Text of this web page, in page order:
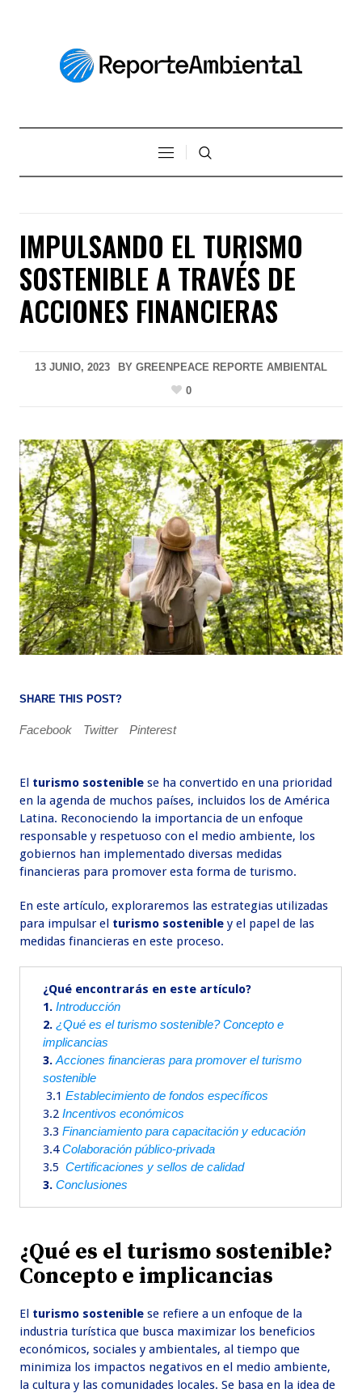
IMPULSANDO EL TURISMO
SOSTENIBLE A TRAVÉS DE
ACCIONES FINANCIERAS
13 JUNIO, 2023 BY GREENPEACE REPORTE AMBIENTAL
0
SHARE THIS POST?
Facebook Twitter Pinterest
El turismo sostenible se ha convertido en una prioridad
en la agenda de muchos países, incluidos los de América
Latina. Reconociendo la importancia de un enfoque
responsable y respetuoso con el medio ambiente, los
gobiernos han implementado diversas medidas
financieras para promover esta forma de turismo.
En este artículo, exploraremos las estrategias utilizadas
para impulsar el turismo sostenibley el papel de las
medidas financieras en este proceso.
¿Qué encontrarás en este artículo?
1.Introducción
2.¿Qué es el turismo sostenible? Concepto e
implicancias
3.Acciones financieras para promover el turismo
sostenible
3.1Establecimiento de fondos específicos
3.2Incentivos económicos
3.3Financiamiento para capacitación y educación
3.4Colaboración público-privada
3.5Certificaciones y sellos de calidad
3.Conclusiones
¿Qué es el turismo sostenible?
Concepto e implicancias
El turismo sostenible se refiere a un enfoque de la
industria turística que busca maximizar los beneficios
económicos, sociales y ambientales, al tiempo que
minimiza los impactos negativos en el medio ambiente,
la cultura y las comunidades locales. Se basa en la idea de